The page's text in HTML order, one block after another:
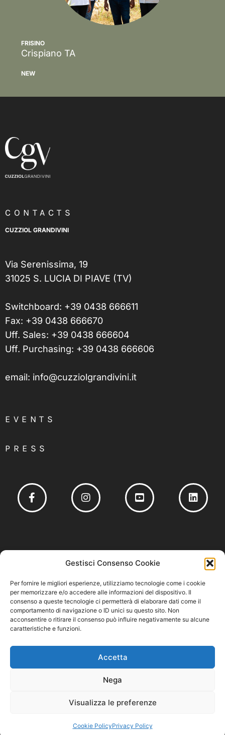
Gestisci Consenso Cookie
Per fornire le migliori esperienze, utilizziamo tecnologie come i cookie
per memorizzare e/o accedere alle informazioni del dispositivo. Il
consenso a queste tecnologie ci permetterà di elaborare dati come il
comportamento di navigazione o ID unici su questo sito. Non
acconsentire o ritirare il consenso può influire negativamente su alcune
caratteristiche e funzioni.
Accetta
Nega
Visualizza le preferenze
Cookie PolicyPrivacy Policy
FRISINO
Crispiano TA
NEW
CONTACTS
CUZZIOL GRANDIVINI
Via Serenissima, 19
31025 S. LUCIA DI PIAVE (TV)
Switchboard: +39 0438 666611
Fax: +39 0438 666670
Uff. Sales: +39 0438 666604
Uff. Purchasing: +39 0438 666606
email: info@cuzziolgrandivini.it
EVENTS
PRESS
Privacy Policy–Cookie Policy–Codice Etico e Modello 231